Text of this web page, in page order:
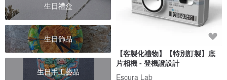
生日禮盒
生日飾品
生日手工藝品
【客製化禮物】【特別訂製】底
片相機 - 登機證設計
Escura Lab